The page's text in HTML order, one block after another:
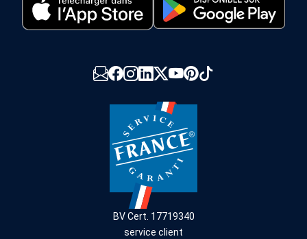
BV Cert. 17719340
service client